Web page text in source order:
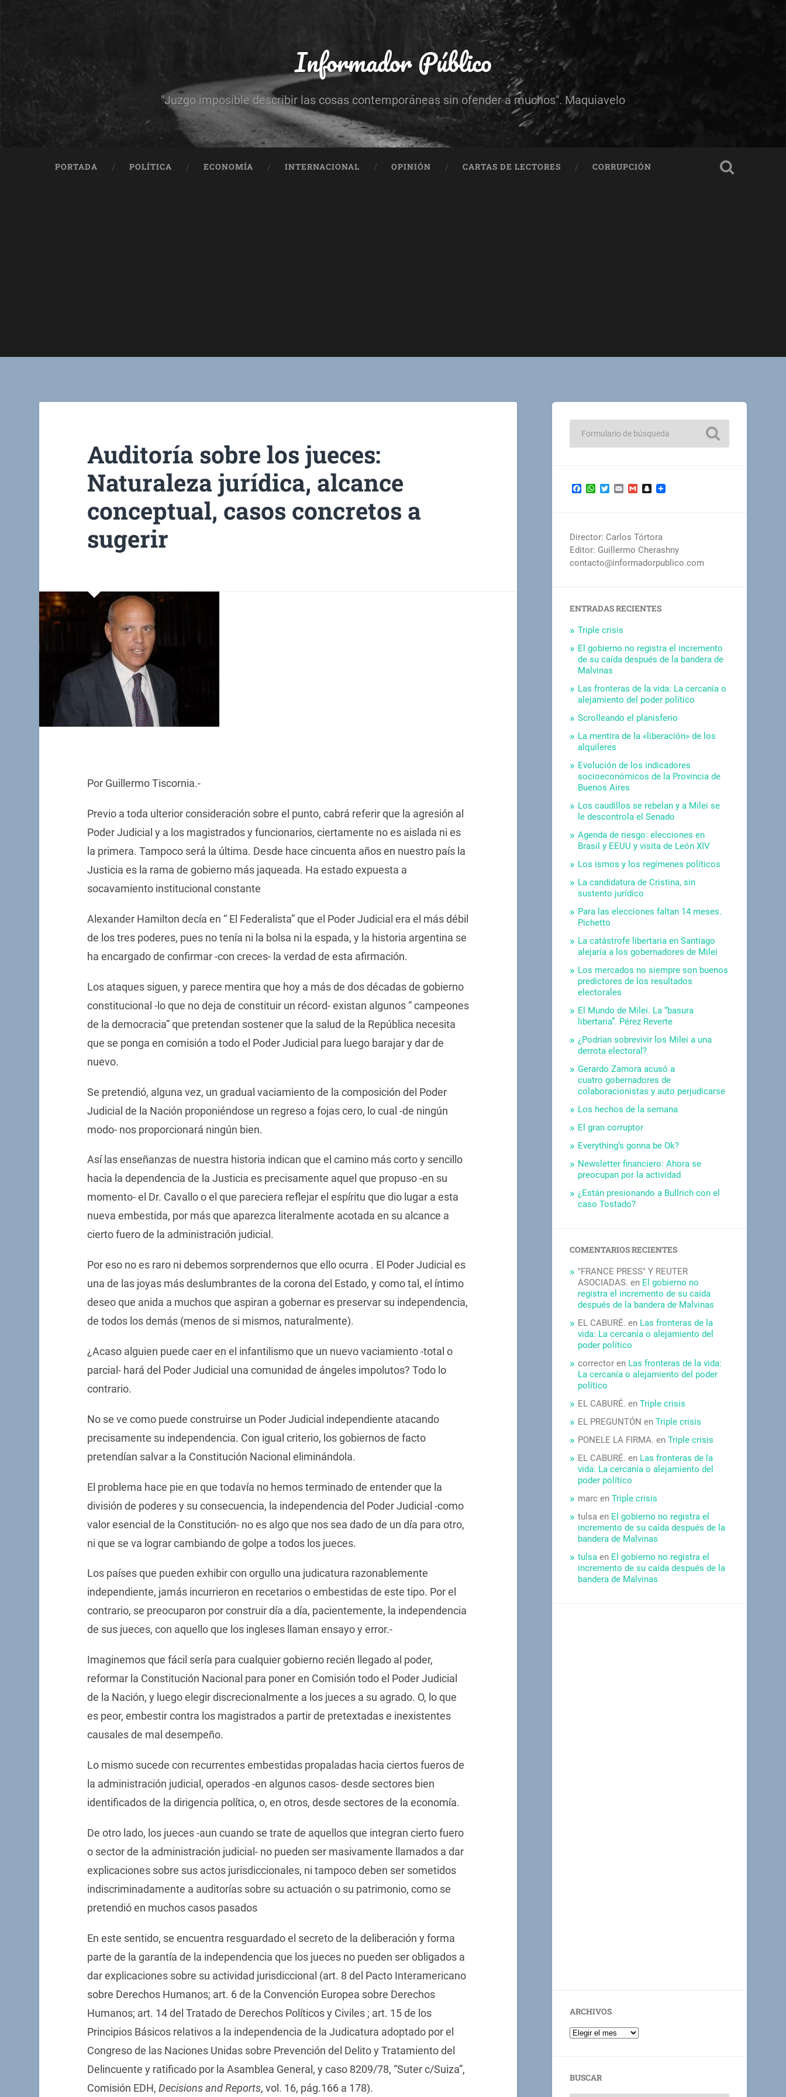
Informador Público
"Juzgo imposible describir las cosas contemporáneas sin ofender a muchos". Maquiavelo
PORTADA POLÍTICA ECONOMÍA INTERNACIONAL OPINIÓN CARTAS DE LECTORES CORRUPCIÓN
Auditoría sobre los jueces:
Naturaleza jurídica, alcance
conceptual, casos concretos a
sugerir
Por Guillermo Tiscornia.-
Previo a toda ulterior consideración sobre el punto, cabrá referir que la agresión al
Poder Judicial y a los magistrados y funcionarios, ciertamente no es aislada ni es
la primera. Tampoco será la última. Desde hace cincuenta años en nuestro país la
Justicia es la rama de gobierno más jaqueada. Ha estado expuesta a
socavamiento institucional constante
Alexander Hamilton decía en “ El Federalista” que el Poder Judicial era el más débil
de los tres poderes, pues no tenía ni la bolsa ni la espada, y la historia argentina se
ha encargado de confirmar -con creces- la verdad de esta afirmación.
Los ataques siguen, y parece mentira que hoy a más de dos décadas de gobierno
constitucional -lo que no deja de constituir un récord- existan algunos “ campeones
de la democracia” que pretendan sostener que la salud de la República necesita
que se ponga en comisión a todo el Poder Judicial para luego barajar y dar de
nuevo.
Se pretendió, alguna vez, un gradual vaciamiento de la composición del Poder
Judicial de la Nación proponiéndose un regreso a fojas cero, lo cual -de ningún
modo- nos proporcionará ningún bien.
Así las enseñanzas de nuestra historia indican que el camino más corto y sencillo
hacia la dependencia de la Justicia es precisamente aquel que propuso -en su
momento- el Dr. Cavallo o el que pareciera reflejar el espíritu que dio lugar a esta
nueva embestida, por más que aparezca literalmente acotada en su alcance a
cierto fuero de la administración judicial.
Por eso no es raro ni debemos sorprendernos que ello ocurra . El Poder Judicial es
una de las joyas más deslumbrantes de la corona del Estado, y como tal, el íntimo
deseo que anida a muchos que aspiran a gobernar es preservar su independencia,
de todos los demás (menos de si mismos, naturalmente).
¿Acaso alguien puede caer en el infantilismo que un nuevo vaciamiento -total o
parcial- hará del Poder Judicial una comunidad de ángeles impolutos? Todo lo
contrario.
No se ve como puede construirse un Poder Judicial independiente atacando
precisamente su independencia. Con igual criterio, los gobiernos de facto
pretendían salvar a la Constitución Nacional eliminándola.
El problema hace pie en que todavía no hemos terminado de entender que la
división de poderes y su consecuencia, la independencia del Poder Judicial -como
valor esencial de la Constitución- no es algo que nos sea dado de un día para otro,
ni que se va lograr cambiando de golpe a todos los jueces.
Los países que pueden exhibir con orgullo una judicatura razonablemente
independiente, jamás incurrieron en recetarios o embestidas de este tipo. Por el
contrario, se preocuparon por construir día a día, pacientemente, la independencia
de sus jueces, con aquello que los ingleses llaman ensayo y error.-
Imaginemos que fácil sería para cualquier gobierno recién llegado al poder,
reformar la Constitución Nacional para poner en Comisión todo el Poder Judicial
de la Nación, y luego elegir discrecionalmente a los jueces a su agrado. O, lo que
es peor, embestir contra los magistrados a partir de pretextadas e inexistentes
causales de mal desempeño.
Lo mismo sucede con recurrentes embestidas propaladas hacia ciertos fueros de
la administración judicial, operados -en algunos casos- desde sectores bien
identificados de la dirigencia política, o, en otros, desde sectores de la economía.
De otro lado, los jueces -aun cuando se trate de aquellos que integran cierto fuero
o sector de la administración judicial- no pueden ser masivamente llamados a dar
explicaciones sobre sus actos jurisdiccionales, ni tampoco deben ser sometidos
indiscriminadamente a auditorías sobre su actuación o su patrimonio, como se
pretendió en muchos casos pasados
En este sentido, se encuentra resguardado el secreto de la deliberación y forma
parte de la garantía de la independencia que los jueces no pueden ser obligados a
dar explicaciones sobre su actividad jurisdiccional (art. 8 del Pacto Interamericano
sobre Derechos Humanos; art. 6 de la Convención Europea sobre Derechos
Humanos; art. 14 del Tratado de Derechos Políticos y Civiles ; art. 15 de los
Principios Básicos relativos a la independencia de la Judicatura adoptado por el
Congreso de las Naciones Unidas sobre Prevención del Delito y Tratamiento del
Delincuente y ratificado por la Asamblea General, y caso 8209/78, “Suter c/Suiza”,
Comisión EDH, Decisions and Reports, vol. 16, pág.166 a 178).
Facebook
WhatsApp
TwitterEmailGmailSnapchat
Director: Carlos Tórtora
Editor: Guillermo Cherashny
contacto@informadorpublico.com
ENTRADAS RECIENTES
Triple crisis
El gobierno no registra el incremento
de su caída después de la bandera de
Malvinas
Las fronteras de la vida: La cercanía o
alejamiento del poder político
Scrolleando el planisferio
La mentira de la «liberación» de los
alquileres
Evolución de los indicadores
socioeconómicos de la Provincia de
Buenos Aires
Los caudillos se rebelan y a Milei se
le descontrola el Senado
Agenda de riesgo: elecciones en
Brasil y EEUU y visita de León XIV
Los ismos y los regímenes políticos
La candidatura de Cristina, sin
sustento jurídico
Para las elecciones faltan 14 meses.
Pichetto
La catástrofe libertaria en Santiago
alejaría a los gobernadores de Milei
Los mercados no siempre son buenos
predictores de los resultados
electorales
El Mundo de Milei. La “basura
libertaria”. Pérez Reverte
¿Podrían sobrevivir los Milei a una
derrota electoral?
Gerardo Zamora acusó a
cuatro gobernadores de
colaboracionistas y auto perjudicarse
Los hechos de la semana
El gran corruptor
Everything’s gonna be Ok?
Newsletter financiero: Ahora se
preocupan por la actividad
¿Están presionando a Bullrich con el
caso Tostado?
COMENTARIOS RECIENTES
"FRANCE PRESS" Y REUTER
ASOCIADAS. en El gobierno no
registra el incremento de su caída
después de la bandera de Malvinas
EL CABURÉ. en Las fronteras de la
vida: La cercanía o alejamiento del
poder político
corrector en Las fronteras de la vida:
La cercanía o alejamiento del poder
político
EL CABURÉ. enTriple crisis
EL PREGUNTÓN enTriple crisis
PONELE LA FIRMA. enTriple crisis
EL CABURÉ. en Las fronteras de la
vida: La cercanía o alejamiento del
poder político
marc enTriple crisis
tulsa en El gobierno no registra el
incremento de su caída después de la
bandera de Malvinas
tulsa en El gobierno no registra el
incremento de su caída después de la
bandera de Malvinas
ARCHIVOS
BUSCAR